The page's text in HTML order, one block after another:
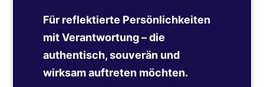
Für reflektierte Persönlichkeiten
mit Verantwortung – die
authentisch, souverän und
wirksam auftreten möchten.